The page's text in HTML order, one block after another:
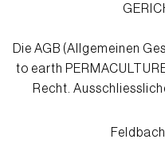
Die AGB (Allgemeinen
to earth
Recht.